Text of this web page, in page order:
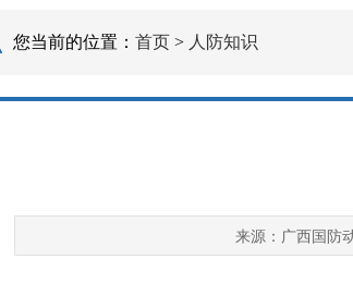
您当前的位置： 首页 > 人防知识
来源： 广西国防